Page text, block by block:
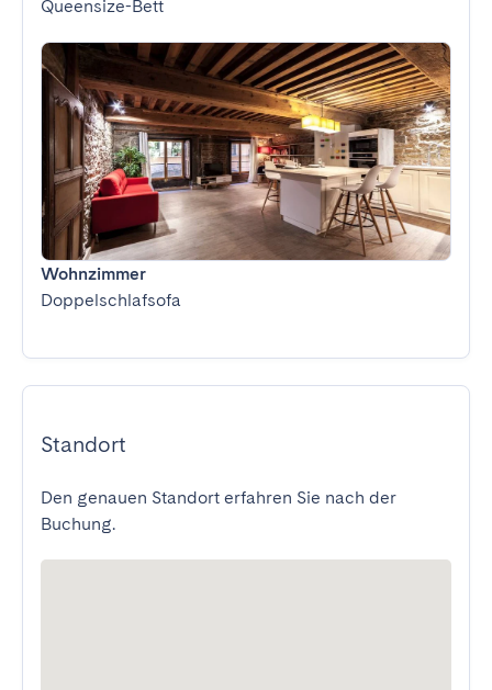
Queensize-Bett
Wohnzimmer
Doppelschlafsofa
Standort
Den genauen Standort erfahren Sie nach der
Buchung.